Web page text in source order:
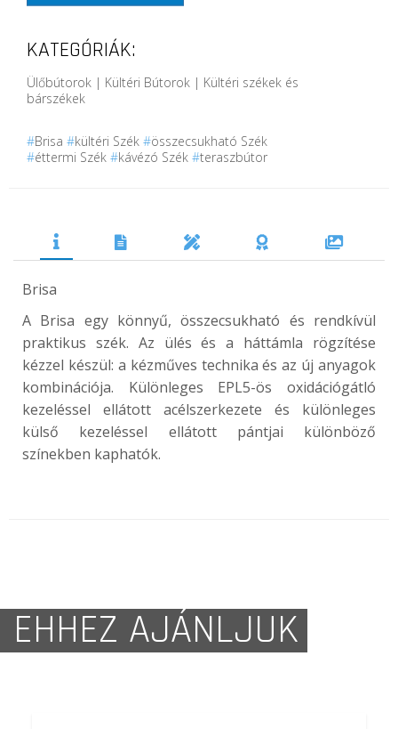
KATEGÓRIÁK:
Ülőbútorok | Kültéri Bútorok | Kültéri székek és
bárszékek
#Brisa #kültéri Szék #összecsukható Szék
#éttermi Szék #kávézó Szék #teraszbútor
Brisa
A Brisa egy könnyű, összecsukható és rendkívül
praktikus szék. Az ülés és a háttámla rögzítése
kézzel készül: a kézműves technika és az új anyagok
kombinációja. Különleges EPL5-ös oxidációgátló
kezeléssel ellátott acélszerkezete és különleges
külső kezeléssel ellátott pántjai különböző
színekben kaphatók.
EHHEZ AJÁNLJUK